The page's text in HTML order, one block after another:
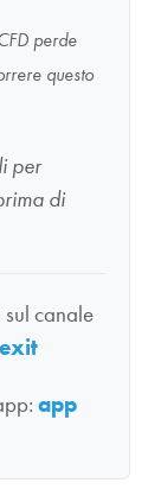
perde
questo
per
di
canale
app